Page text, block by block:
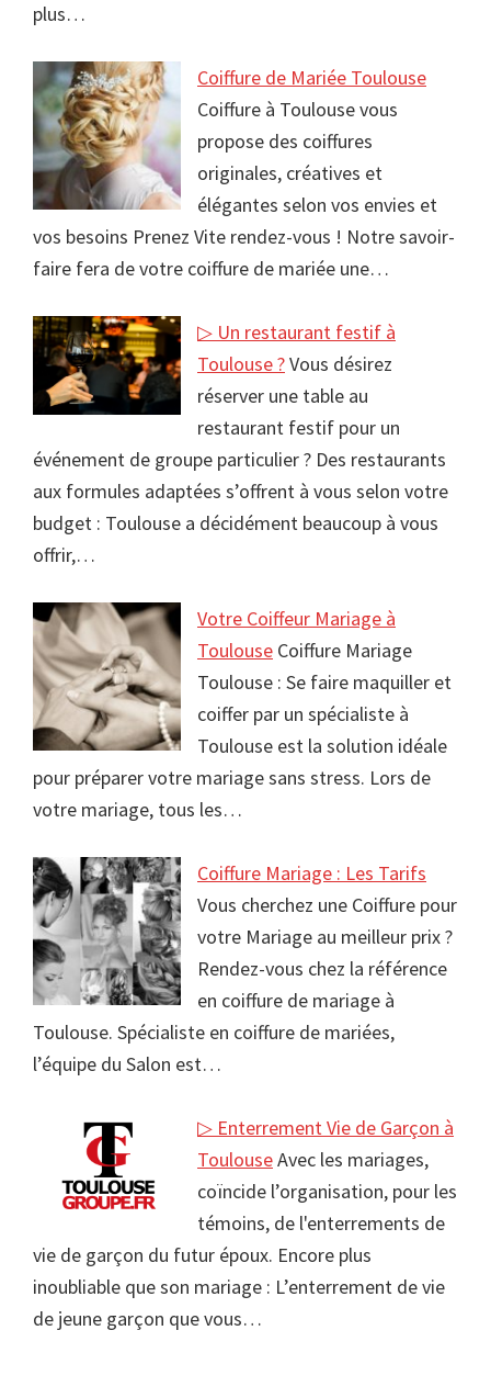
plus…
Coiffure de Mariée Toulouse
Coiffure à Toulouse vous
propose des coiffures
originales, créatives et
élégantes selon vos envies et
vos besoins Prenez Vite rendez-vous ! Notre savoir-
faire fera de votre coiffure de mariée une…
▷ Un restaurant festif à
Toulouse ?Vous désirez
réserver une table au
restaurant festif pour un
événement de groupe particulier ? Des restaurants
aux formules adaptées s’offrent à vous selon votre
budget : Toulouse a décidément beaucoup à vous
offrir,…
Votre Coiffeur Mariage à
Toulouse Coiffure Mariage
Toulouse : Se faire maquiller et
coiffer par un spécialiste à
Toulouse est la solution idéale
pour préparer votre mariage sans stress. Lors de
votre mariage, tous les…
Coiffure Mariage : Les Tarifs
Vous cherchez une Coiffure pour
votre Mariage au meilleur prix ?
Rendez-vous chez la référence
en coiffure de mariage à
Toulouse. Spécialiste en coiffure de mariées,
l’équipe du Salon est…
▷ Enterrement Vie de Garçon à
ToulouseAvec les mariages,
coïncide l’organisation, pour les
témoins, de l'enterrements de
vie de garçon du futur époux. Encore plus
inoubliable que son mariage : L’enterrement de vie
de jeune garçon que vous…